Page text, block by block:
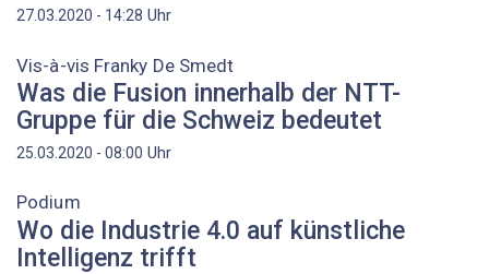
27.03.2020 - 14:28 Uhr
Vis-à-vis Franky De Smedt
Was die Fusion innerhalb der NTT-
Gruppe für die Schweiz bedeutet
25.03.2020 - 08:00 Uhr
Podium
Wo die Industrie 4.0 auf künstliche
Intelligenz trifft